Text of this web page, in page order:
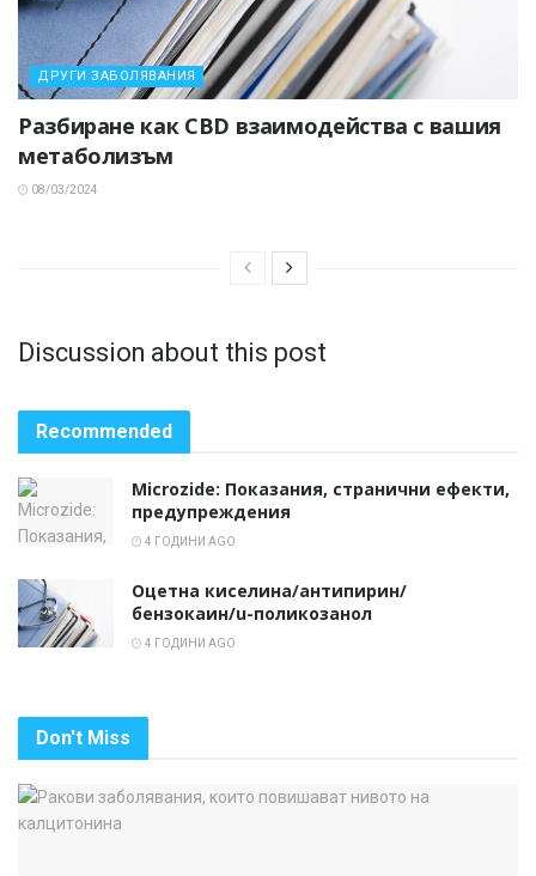
ДРУГИ ЗАБОЛЯВАНИЯ
Разбиране как CBD взаимодейства с вашия
метаболизъм
08/03/2024
Discussion about this post
Recommended
Microzide: Показания, странични ефекти,
предупреждения
4 ГОДИНИ AGO
Оцетна киселина/антипирин/
бензокаин/u-поликозанол
4 ГОДИНИ AGO
Don't Miss